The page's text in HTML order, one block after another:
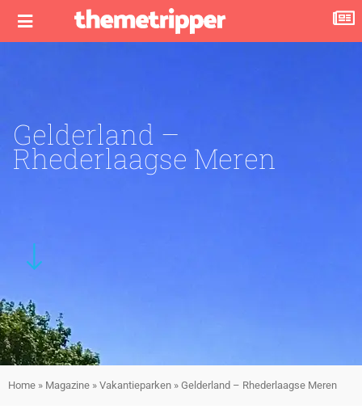
Gelderland –
Rhederlaagse Meren
Home » Magazine » Vakantieparken » Gelderland – Rhederlaagse Meren